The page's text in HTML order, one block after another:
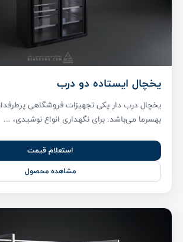
یخچال ایستاده دو درب
یخچال درب دار یکی تجهیزات فروشگاهی
بهسرما می‌باشد. برای نگهداری انواع نوشیدی، ...
استعلام قیمت
مشاهده محصول